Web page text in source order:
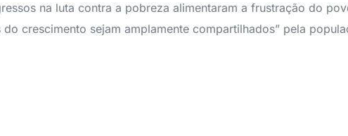
na luta contra a pobreza alimentaram a frustração do
crescimento sejam amplamente compartilhados” pela